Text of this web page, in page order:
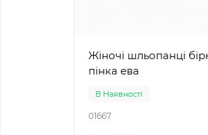
Жіночі шльопанці бірюзові
пінка ева
В Наявності
01667